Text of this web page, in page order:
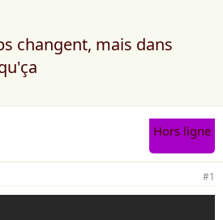
changent, mais dans
Hors ligne
#1